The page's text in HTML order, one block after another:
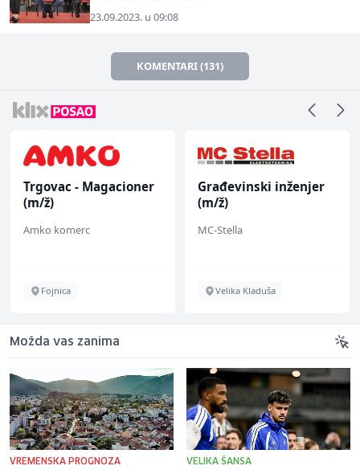
23.09.2023. u 09:08
KOMENTARI (131)
Trgovac - Magacioner
(m/ž)
Amko komerc
Fojnica
Građevinski inženjer
(m/ž)
MC-Stella
Velika Kladuša
Možda vas zanima
VREMENSKA PROGNOZA VELIKA ŠANSA